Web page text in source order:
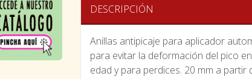
DESCRIPCIÓN
Anillas antipicaje para aplicador
para evitar la deformación del pico
edad y para perdices. 20 mm a partir